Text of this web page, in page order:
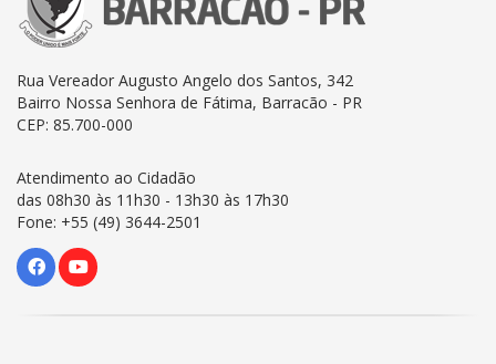
Rua Vereador Augusto Angelo dos Santos, 342
Bairro Nossa Senhora de Fátima, Barracão - PR
CEP: 85.700-000
Atendimento ao Cidadão
das 08h30 às 11h30 - 13h30 às 17h30
Fone: +55 (49) 3644-2501